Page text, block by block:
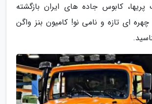
پریها، کابوس جاده های ایران بازگشته
ای تازه و نامی نو! کامیون بنز واگن